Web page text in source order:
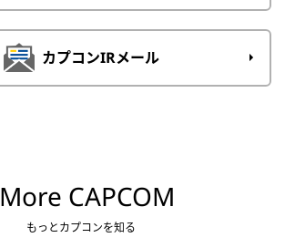
カプコンIRメール
More CAPCOM
もっとカプコンを知る